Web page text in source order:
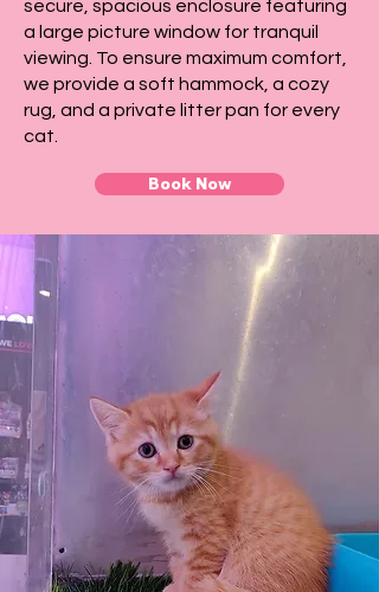
secure, spacious enclosure featuring
a large picture window for tranquil
viewing. To ensure maximum comfort,
we provide a soft hammock, a cozy
rug, and a private litter pan for every
cat.
Book Now